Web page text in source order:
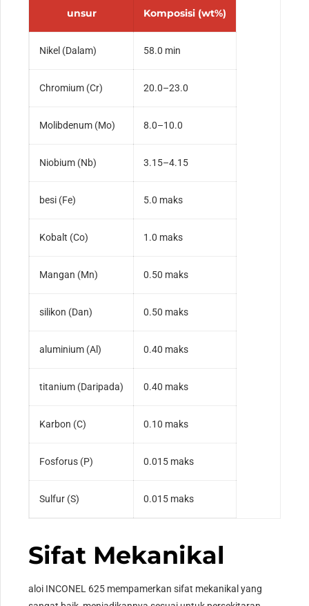
unsur Komposisi (wt%)
Nikel (Dalam) 58.0 min
Chromium (Cr) 20.0–23.0
Molibdenum (Mo) 8.0–10.0
Niobium (Nb) 3.15–4.15
besi (Fe) 5.0 maks
Kobalt (Co) 1.0 maks
Mangan (Mn) 0.50 maks
silikon (Dan) 0.50 maks
aluminium (Al) 0.40 maks
titanium (Daripada) 0.40 maks
Karbon (C) 0.10 maks
Fosforus (P) 0.015 maks
Sulfur (S) 0.015 maks
Sifat Mekanikal
aloi INCONEL 625 mempamerkan sifat mekanikal yang